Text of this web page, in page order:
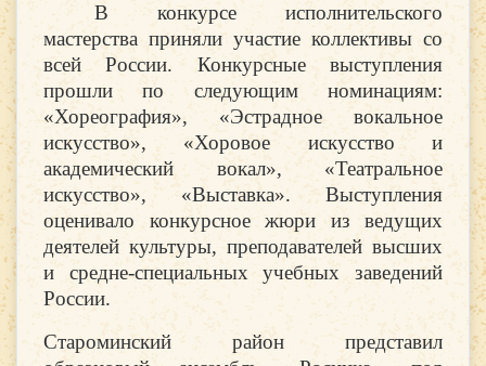
В конкурсе исполнительского
мастерства приняли участие коллективы со
всей России. Конкурсные выступления
прошли по следующим номинациям:
«Хореография», «Эстрадное вокальное
искусство», «Хоровое искусство и
академический вокал», «Театральное
искусство», «Выставка». Выступления
оценивало конкурсное жюри из ведущих
деятелей культуры, преподавателей высших
и средне-специальных учебных заведений
России.
Староминский район представил